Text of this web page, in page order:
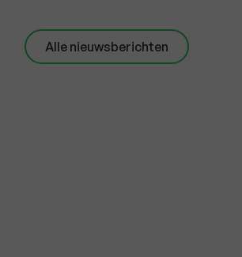
Alle nieuwsberichten